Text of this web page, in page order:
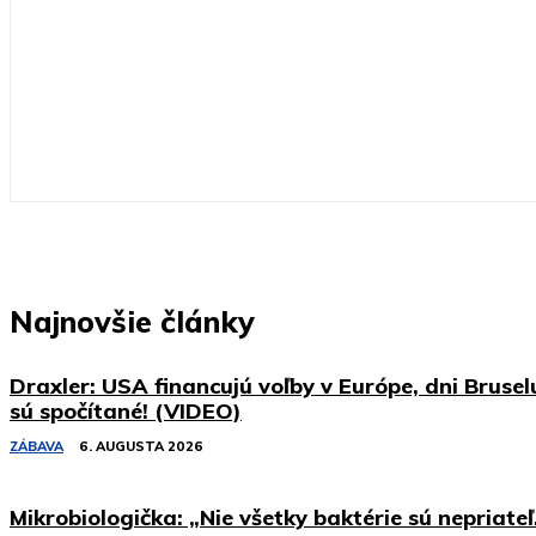
Najnovšie články
Draxler: USA financujú voľby v Európe, dni
sú spočítané! (VIDEO)
ZÁBAVA 6. AUGUSTA 2026
Mikrobiologička: „Nie všetky baktérie sú